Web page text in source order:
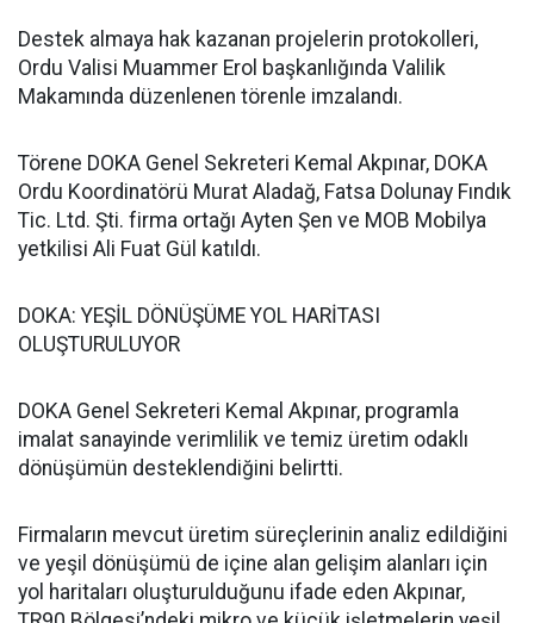
Destek almaya hak kazanan projelerin protokolleri,
Ordu Valisi Muammer Erol başkanlığında Valilik
Makamında düzenlenen törenle imzalandı.
Törene DOKA Genel Sekreteri Kemal Akpınar, DOKA
Ordu Koordinatörü Murat Aladağ, Fatsa Dolunay Fındık
Tic. Ltd. Şti. firma ortağı Ayten Şen ve MOB Mobilya
yetkilisi Ali Fuat Gül katıldı.
DOKA: YEŞİL DÖNÜŞÜME YOL HARİTASI
OLUŞTURULUYOR
DOKA Genel Sekreteri Kemal Akpınar, programla
imalat sanayinde verimlilik ve temiz üretim odaklı
dönüşümün desteklendiğini belirtti.
Firmaların mevcut üretim süreçlerinin analiz edildiğini
ve yeşil dönüşümü de içine alan gelişim alanları için
yol haritaları oluşturulduğunu ifade eden Akpınar,